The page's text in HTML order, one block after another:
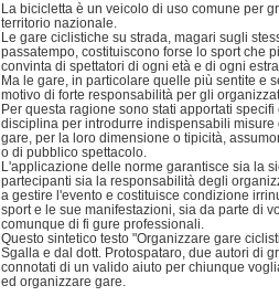
La bicicletta è un veicolo di uso comune per
territorio nazionale.
Le gare ciclistiche su strada, magari sugli
passatempo, costituiscono forse lo sport che
convinta di spettatori di ogni età e di ogni
Ma le gare, in particolare quelle più sentite e
motivo di forte responsabilità per gli
Per questa ragione sono stati apportati
disciplina per introdurre indispensabili misure
gare, per la loro dimensione o tipicità,
o di pubblico spettacolo.
L'applicazione delle norme garantisce sia la
partecipanti sia la responsabilità degli
a gestire l'evento e costituisce condizione
sport e le sue manifestazioni, sia da parte di
comunque di fi gure professionali.
Questo sintetico testo "Organizzare gare
Sgalla e dal dott. Protospataro, due autori di
connotati di un valido aiuto per chiunque
ed organizzare gare.